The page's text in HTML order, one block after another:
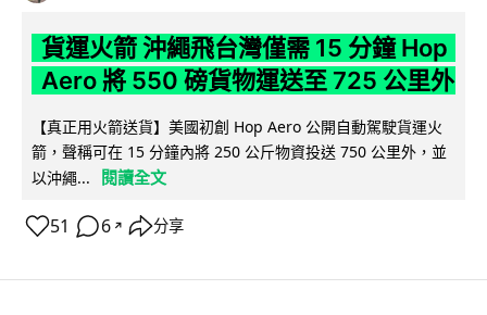
貨運火箭 沖繩飛台灣僅需 15 分鐘 Hop
Aero 將 550 磅貨物運送至 725 公里外
【真正用火箭送貨】美國初創 Hop Aero 公開自動駕駛貨運火
箭，聲稱可在 15 分鐘內將 250 公斤物資投送 750 公里外，並
以沖繩...
閱讀全文
51 6 ↗ 分享